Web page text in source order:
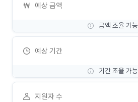
예상 금액
금액 조율 가능
예상 기간
기간 조율 가능
지원자 수